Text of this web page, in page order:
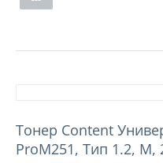
Тонер Content
ProM251, Тип 1.2, M,